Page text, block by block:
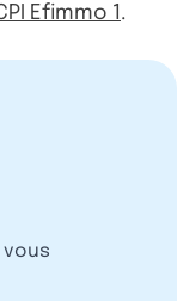
Efimmo 1 .
vous